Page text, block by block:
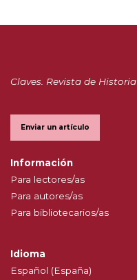
Claves. Revista de Historia
Enviar un artículo
Información
Para lectores/as
Para autores/as
Para bibliotecarios/as
Idioma
Español (España)